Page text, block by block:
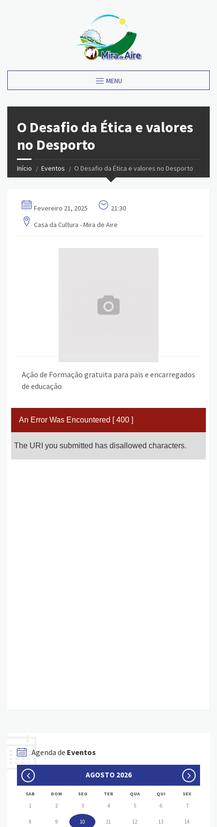
MENU
O Desafio da Ética e valores
no Desporto
Início Eventos O Desafio da Ética e valores no Desporto
Fevereiro 21, 2025
21:30
Casa da Cultura - Mira de Aire
Ação de Formação gratuita para pais e encarregados
de educação
Agenda de Eventos
AGOSTO 2026
SAB DOM SEG TER QUA QUI SEX
1 2 3 4 5 6 7
8 9 10 11 12 13 14